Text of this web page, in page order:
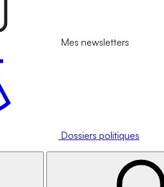
Mes newsletters
Dossiers politiques